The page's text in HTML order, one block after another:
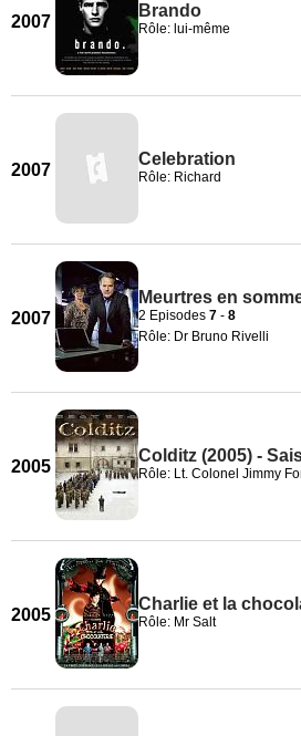
2007
Brando
Rôle: lui-même
2007
Celebration
Rôle: Richard
2007
Meurtres en
2 Episodes 7 - 8
Rôle: Dr Bruno Rivelli
2005
Colditz (2005) -
Rôle: Lt. Colonel Jimmy
2005
Charlie et la
Rôle: Mr Salt